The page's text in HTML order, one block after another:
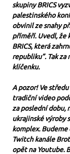
skupiny BRICS
palestinského
obvinil ze snahy
příměří. Uvedl, že
BRICS, která
republiku”. Tak za
klíčenku.
A pozor! Ve
tradiční video
za poslední dobu,
ukrajinské výroby
komplex.
Twitch kanále
opět na Youtube.